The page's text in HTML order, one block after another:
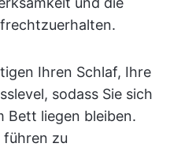
Ihren Schlaf, Ihre
sodass Sie sich
Bett liegen bleiben.
zu